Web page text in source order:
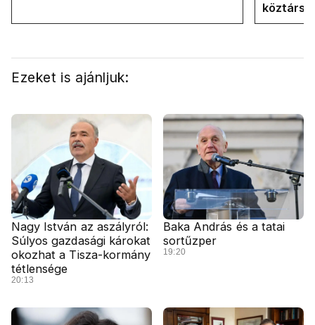
Ezeket is ajánljuk:
Nagy István az aszályról:
Súlyos gazdasági károkat
okozhat a Tisza-kormány
tétlensége
20:13
Baka András és a tatai
sortűzper
19:20